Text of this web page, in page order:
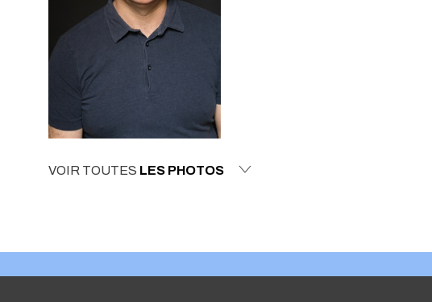
VOIR TOUTES LES PHOTOS